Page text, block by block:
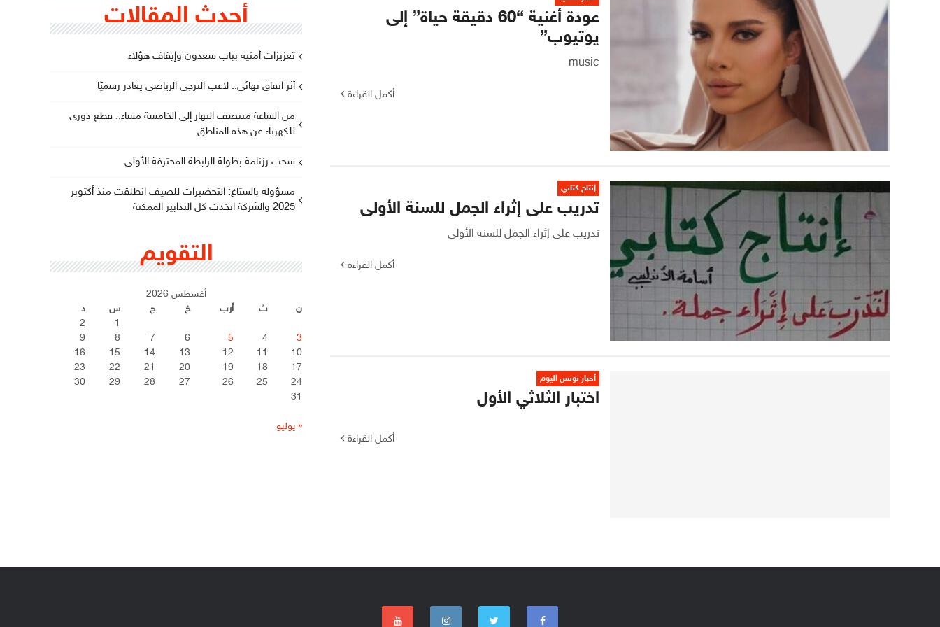
عودة أغنية “60 دقيقة حياة” إلى
يوتيوب”
music
أكمل القراءة
إنتاج كتابي
تدريب على إثراء الجمل للسنة الأولى
تدريب على إثراء الجمل للسنة الأولى
أكمل القراءة
أخبار تونس اليوم
اختبار الثلاثي الأول
أكمل القراءة
أحدث المقالات
تعزيزات أمنية بباب سعدون وإيقاف هؤلاء
أثر اتفاق نهائي.. لاعب الترجي الرياضي يغادر رسميًا
من الساعة منتصف النهار إلى الخامسة مساء.. قطع دوري
للكهرباء عن هذه المناطق
سحب رزنامة بطولة الرابطة المحترفة الأولى
مسؤولة بالستاغ: التحضيرات للصيف انطلقت منذ أكتوبر
2025 والشركة اتخذت كل التدابير الممكنة
التقويم
أغسطس 2026
ن
ث أرب خ ج س
د
1
2
3
4
5
6
7
8
9
10
11
12
13
14
15
16
17
18
19
20
21
22
23
24
25
26
27
28
29
30
31
« يوليو